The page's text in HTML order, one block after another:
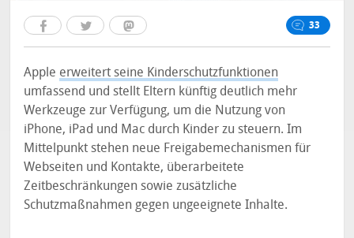
33
Apple erweitert seine Kinderschutzfunktionen
umfassend und stellt Eltern künftig deutlich mehr
Werkzeuge zur Verfügung, um die Nutzung von
iPhone, iPad und Mac durch Kinder zu steuern. Im
Mittelpunkt stehen neue Freigabemechanismen für
Webseiten und Kontakte, überarbeitete
Zeitbeschränkungen sowie zusätzliche
Schutzmaßnahmen gegen ungeeignete Inhalte.